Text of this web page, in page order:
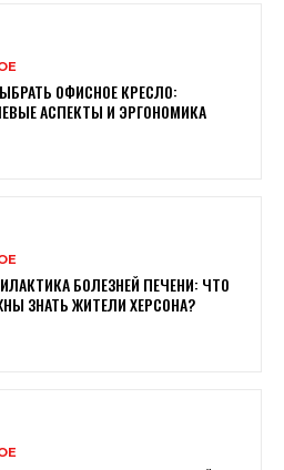
ОФИСНОЕ КРЕСЛО:
АСПЕКТЫ И ЭРГОНОМИКА
БОЛЕЗНЕЙ ПЕЧЕНИ: ЧТО
ЗНАТЬ ЖИТЕЛИ ХЕРСОНА?